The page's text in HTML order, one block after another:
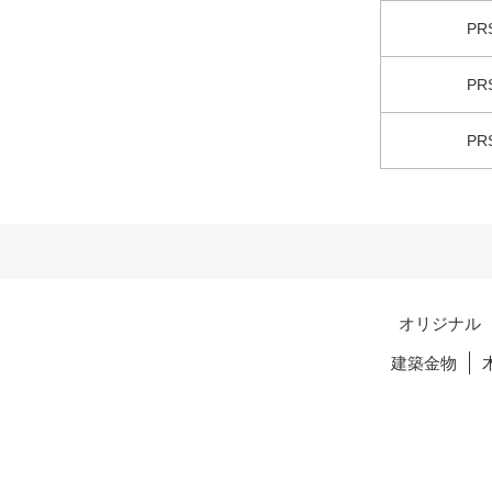
オリジナル
建築金物